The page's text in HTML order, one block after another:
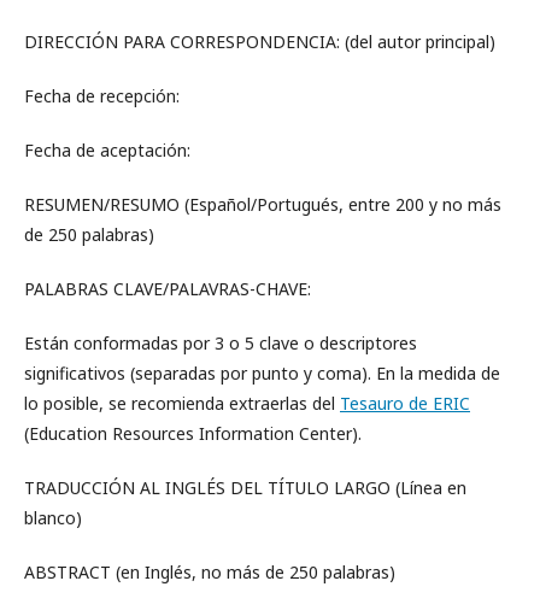
DIRECCIÓN PARA CORRESPONDENCIA: (del autor principal)
Fecha de recepción:
Fecha de aceptación:
RESUMEN/RESUMO (Español/Portugués, entre 200 y no más
de 250 palabras)
PALABRAS CLAVE/PALAVRAS-CHAVE:
Están conformadas por 3 o 5 clave o descriptores
significativos (separadas por punto y coma). En la medida de
lo posible, se recomienda extraerlas del Tesauro de ERIC
(Education Resources Information Center).
TRADUCCIÓN AL INGLÉS DEL TÍTULO LARGO (Línea en
blanco)
ABSTRACT (en Inglés, no más de 250 palabras)